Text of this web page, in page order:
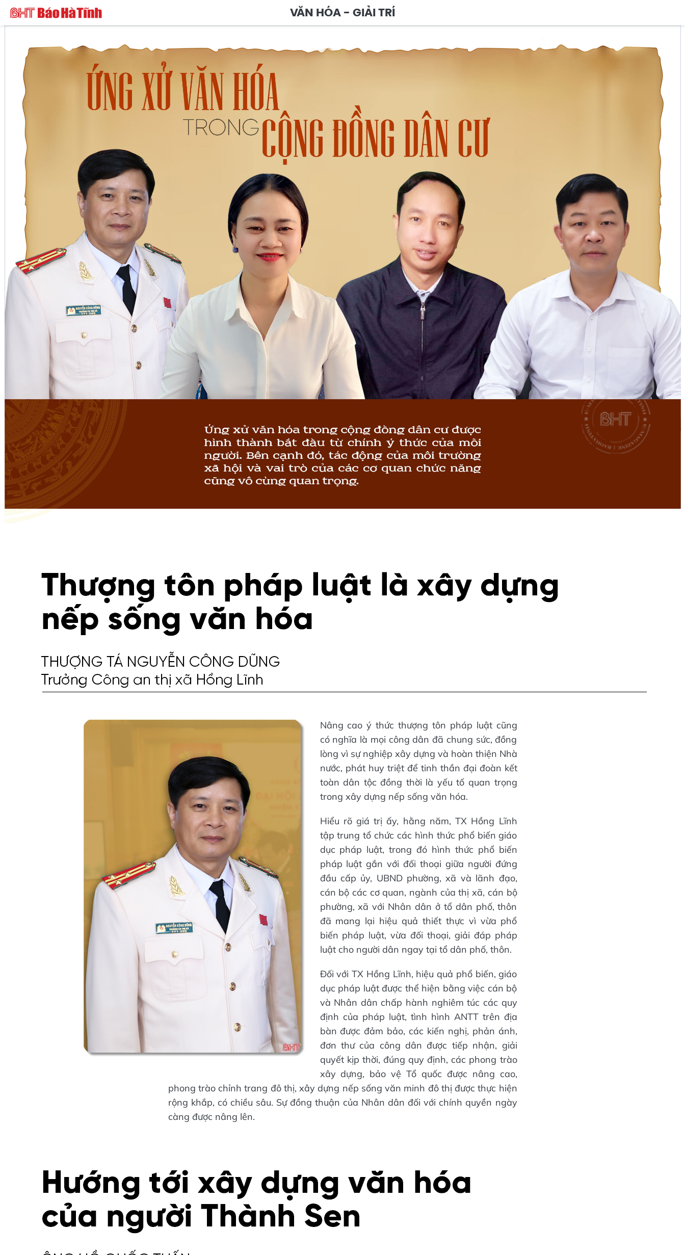
VĂN HÓA - GIẢI TRÍ
Nâng cao ý thức thượng tôn pháp luật cũng
có nghĩa là mọi công dân đã chung sức, đồng
lòng vì sự nghiệp xây dựng và hoàn thiện Nhà
nước, phát huy triệt để tinh thần đại đoàn kết
toàn dân tộc đồng thời là yếu tố quan trọng
trong xây dựng nếp sống văn hóa.
Hiểu rõ giá trị ấy, hằng năm, TX Hồng Lĩnh
tập trung tổ chức các hình thức phổ biến giáo
dục pháp luật, trong đó hình thức phổ biến
pháp luật gắn với đối thoại giữa người đứng
đầu cấp ủy, UBND phường, xã và lãnh đạo,
cán bộ các cơ quan, ngành của thị xã, cán bộ
phường, xã với Nhân dân ở tổ dân phố, thôn
đã mang lại hiệu quả thiết thực vì vừa phổ
biến pháp luật, vừa đối thoại, giải đáp pháp
luật cho người dân ngay tại tổ dân phố, thôn.
Đối với TX Hồng Lĩnh, hiệu quả phổ biến, giáo
dục pháp luật được thể hiện bằng việc cán bộ
và Nhân dân chấp hành nghiêm túc các quy
định của pháp luật, tình hình ANTT trên địa
bàn được đảm bảo, các kiến nghị, phản ánh,
đơn thư của công dân được tiếp nhận, giải
quyết kịp thời, đúng quy định, các phong trào
xây dựng, bảo vệ Tổ quốc được nâng cao,
phong trào chỉnh trang đô thị, xây dựng nếp sống văn minh đô thị được thực hiện
rộng khắp, có chiều sâu. Sự đồng thuận của Nhân dân đối với chính quyền ngày
càng được nâng lên.